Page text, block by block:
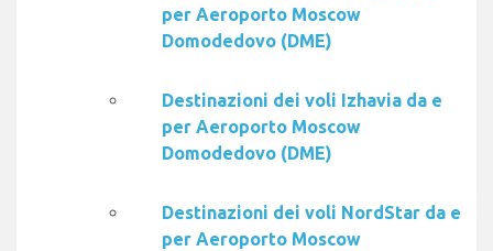
per Aeroporto Moscow
Domodedovo (DME)
Destinazioni dei voli Izhavia da e
per Aeroporto Moscow
Domodedovo (DME)
Destinazioni dei voli NordStar da e
per Aeroporto Moscow